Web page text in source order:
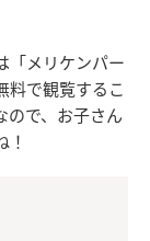
「メリケンパー
料で観覧するこ
ので、お子さん